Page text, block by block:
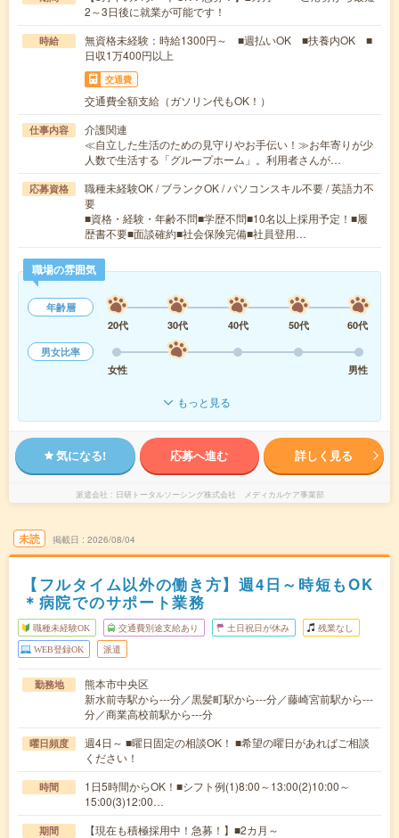
2～3日後に就業が可能です！
時給
無資格未経験：時給1300円～ ■週払いOK ■扶養内OK ■
日収1万400円以上
交通費
交通費全額支給（ガソリン代もOK！）
仕事内容
介護関連
≪自立した生活のための見守りやお手伝い！≫お年寄りが少
人数で生活する「グループホーム」。利用者さんが…
応募資格
職種未経験OK / ブランクOK / パソコンスキル不要 / 英語力不
要
■資格・経験・年齢不問■学歴不問■10名以上採用予定！■履
歴書不要■面談確約■社会保険完備■社員登用…
職場の雰囲気
年齢層
20代
30代 40代 50代
60代
男女比率
女性
男性
もっと見る
気になる! 応募へ進む 詳しく見る
派遣会社 日研トータルソーシング株式会社 メディカルケア事業部
未読 掲載日 2026/08/04
【フルタイム以外の働き方】週4日～時短もOK
＊病院でのサポート業務
職種未経験OK 交通費別途支給あり 土日祝日が休み 残業なし
WEB登録OK 派遣
勤務地
熊本市中央区
新水前寺駅から---分／黒髪町駅から---分／藤崎宮前駅から---
分／商業高校前駅から---分
曜日頻度
週4日～ ■曜日固定の相談OK！ ■希望の曜日があればご相談
ください！
時間
1日5時間からOK！■シフト例(1)8:00～13:00(2)10:00～
15:00(3)12:00…
期間 【現在も積極採用中！急募！】■2カ月～